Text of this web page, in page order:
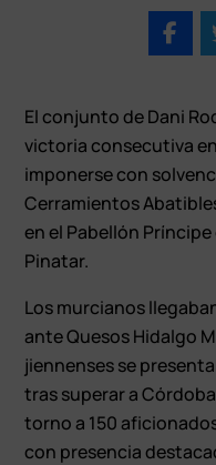
El conjunto de Dani
victoria consecutiva
imponerse con
Cerramientos
en el Pabellón
Pinatar.
Los murcianos
ante Quesos Hidalgo
jiennenses se
tras superar a
torno a 150
con presencia